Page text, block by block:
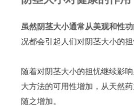
虽然阴茎大小通常从美观和性
况都会引起人们对阴茎大小的
随着对阴茎大小的担忧继续影
大方法的可用性增加，从天然
随之增加。